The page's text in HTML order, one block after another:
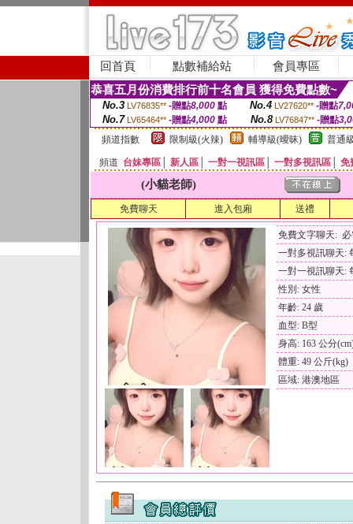
回首頁 點數補給站 會員專區
恭喜五月份消費排行前十名會員 獲得免費點數~
No.3 LV76835** -贈點8,000點 No.4 LV27620** -贈點
No.7 LV65464** -贈點4,000 點 No.8 LV76847** -贈點
頻道指數
限制級(火辣) 輔導級(曖昧) 普通
頻道 台妹專區 新人區 一對一視訊區 一對多視訊區 免
(小貓老師)
免費聊天 進入包廂 送禮
免費文字聊天:
一對多視訊聊天:
一對一視訊聊天:
性別: 女性
年齡: 24 歲
血型: B型
身高: 163 公分
體重: 49 公斤(kg)
區域: 港澳地區